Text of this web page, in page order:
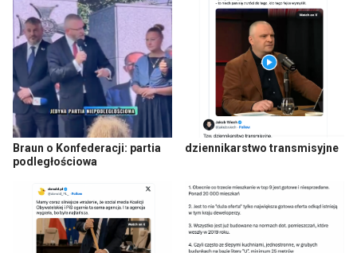
Braun o Konfederacji: partia
podległościowa
dziennikarstwo transmisyjne